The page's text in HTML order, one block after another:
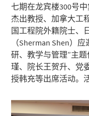
七期在龙宾楼300号
杰出教授、加拿大工
国工程院外籍院士、
（Sherman Shen）
研、教学与管理”主
瑾、院长王贺升、党
授韩充等出席活动。